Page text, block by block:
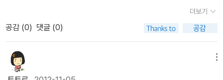
에 비춰 저뿐만아니라 아가들을 키우는 엄마들이 많이 배우고 연습해
야될 부분이 아닌가 싶습니다.알맹이 그림책은 늘 느끼는 거지만, 아
리에 날카로운 모서리를 궁글림 해놓은 배려가 출판사측의 아이사랑
이 그대로 전해집니다.따뜻한 색감처리도 그렇지만, 짧은 대화체 문
장속에 서로에 대한 따뜻한 배려가 그대로 녹아있어 읽을수록 기분좋
들기 싫어하는 아기의 마음을 알려주는 것임을 알 수 있었죠 “안 잘
래, 더 놀래!” “더 놀고 싶어? 코 자고 내일 놀자”'아가가 재워 줄게'라
는 글이 비슷하게 반복되는데요아가 대신에 우리 아이 이름을 넣어
읽어주었더니아이가 자기 손으로 동물 그림을 토닥토닥 정말 재워주
네요^^ 엄마가 강요보다 아이의 마음을 읽어 주고 이해해 주는 것!!엄
더보기
공감 (0) 댓글 (0)